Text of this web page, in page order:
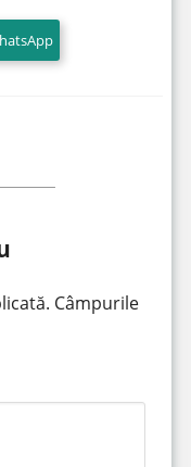
Câmpurile